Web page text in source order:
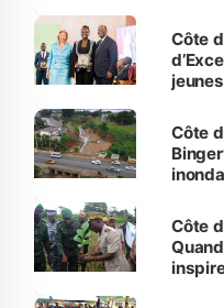
Côte
Côte
Côte